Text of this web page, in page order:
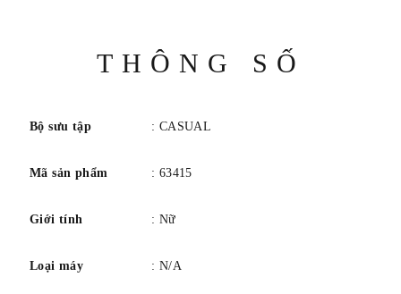
THÔNG SỐ
Bộ sưu tập : CASUAL
Mã sản phẩm : 63415
Giới tính : Nữ
Loại máy : N/A